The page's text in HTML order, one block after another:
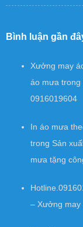
Bình luận gần
Xưởng may
áo mưa trong
0916019604
In áo mưa
trong Sản
mưa tặng
– Xưởng may